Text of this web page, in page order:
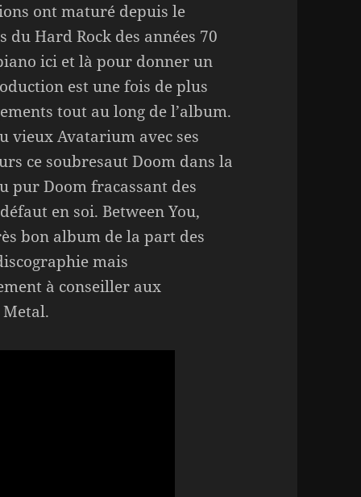
ont maturé depuis le
Hard Rock des années 70
ici et là pour donner un
est une fois de plus
tout au long de l’album.
vieux Avatarium avec ses
ce soubresaut Doom dans la
pur Doom fracassant des
en soi. Between You,
bon album de la part des
mais
à conseiller aux